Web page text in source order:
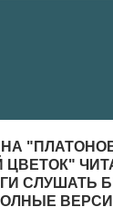
СЛУШАТЬ